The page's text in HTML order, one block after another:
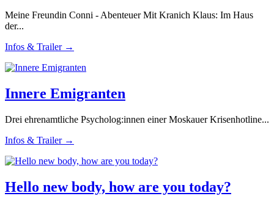
Meine Freundin Conni - Abenteuer Mit Kranich Klaus: Im Haus
der...
Infos & Trailer →
Innere Emigranten
Drei ehrenamtliche Psycholog:innen einer Moskauer Krisenhotline...
Infos & Trailer →
Hello new body, how are you today?